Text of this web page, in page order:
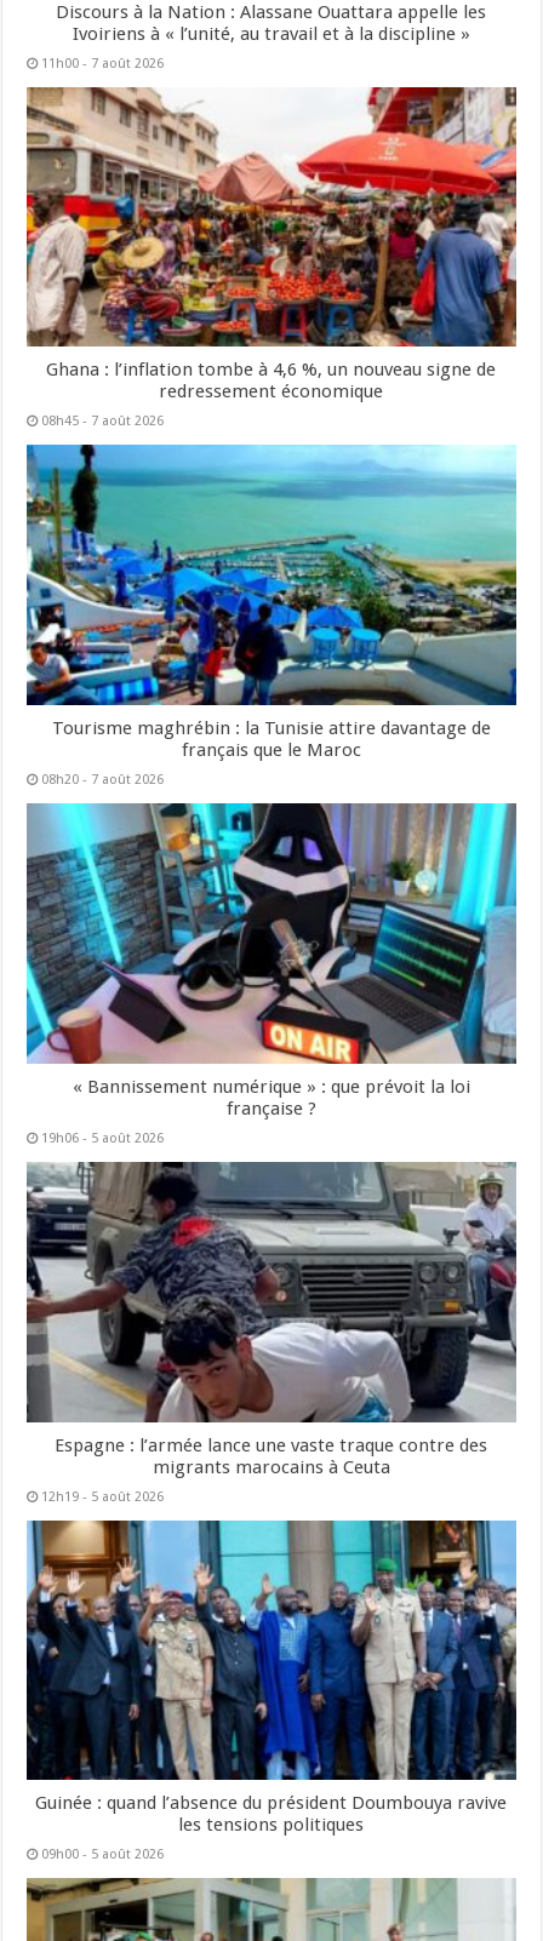
Discours à la Nation : Alassane Ouattara appelle les
Ivoiriens à « l’unité, au travail et à la discipline »
11h00 - 7 août 2026
Ghana : l’inflation tombe à 4,6 %, un nouveau signe de
redressement économique
08h45 - 7 août 2026
Tourisme maghrébin : la Tunisie attire davantage de
français que le Maroc
08h20 - 7 août 2026
« Bannissement numérique » : que prévoit la loi
française ?
19h06 - 5 août 2026
Espagne : l’armée lance une vaste traque contre des
migrants marocains à Ceuta
12h19 - 5 août 2026
Guinée : quand l’absence du président Doumbouya ravive
les tensions politiques
09h00 - 5 août 2026